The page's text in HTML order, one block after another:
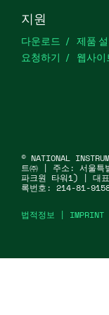
지원
다운로드 제품
요청하기
웹사이
법적정보 IMPRINT
© NATIONAL
트㈜ | 주소: 서울특
파크원 타워1) | 대
록번호: 214-81-